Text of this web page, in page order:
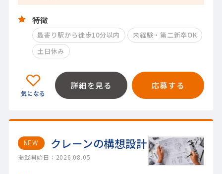
特徴
最寄り駅から徒歩10分以内
未経験・第二新卒OK
土日休み
詳細を見る 応募する
NEW クレーンの構想設計
掲載開始日：2026.08.05